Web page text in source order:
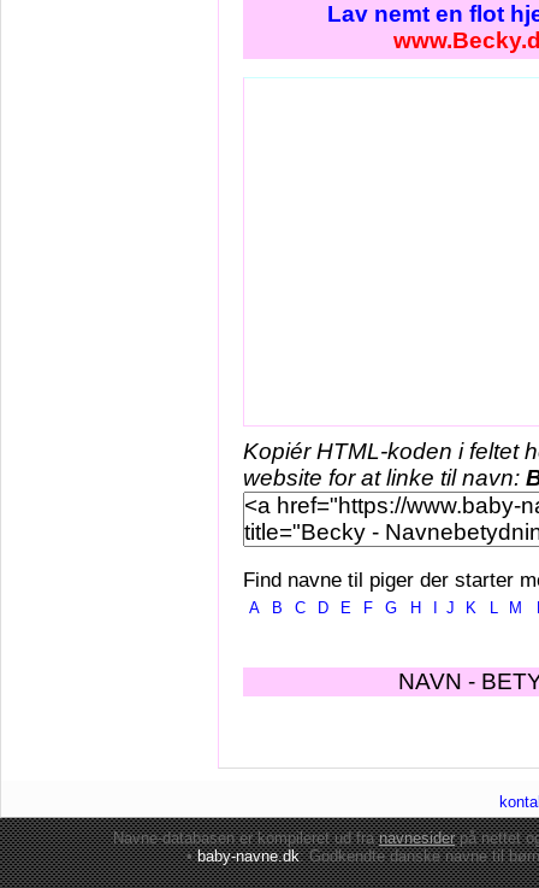
Lav nemt en flot
Kopiér HTML-koden i feltet
website for at linke til navn:
Find navne til piger der starter
A B C D E F G H J K L M
NAVN -
Navne-databasen er kompileret ud franavnesiderpå nettet
•baby-navne.dk: Godkendte danskenavne til børn